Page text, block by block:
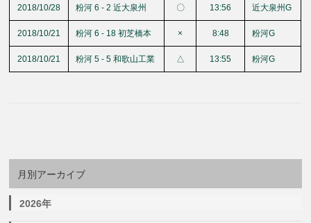
2018/10/28 粉河 6 - 2 近大泉州 〇 13:56 近大泉州G
2018/10/21 粉河 6 - 18 初芝橋本 × 8:48 粉河G
2018/10/21 粉河 5 - 5 和歌山工業 △ 13:55 粉河G
月別アーカイブ
2026年